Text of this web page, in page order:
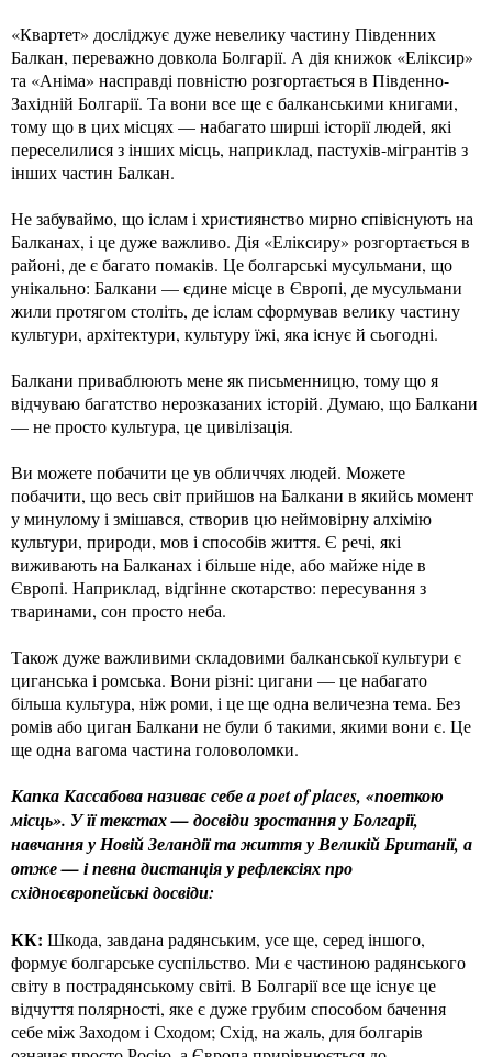
«Квартет» досліджує дуже невелику частину Південних
Балкан, переважно довкола Болгарії. А дія книжок «Еліксир»
та «Аніма» насправді повністю розгортається в Південно-
Західній Болгарії. Та вони все ще є балканськими книгами,
тому що в цих місцях — набагато ширші історії людей, які
переселилися з інших місць, наприклад, пастухів-мігрантів з
інших частин Балкан.
Не забуваймо, що іслам і християнство мирно співіснують на
Балканах, і це дуже важливо. Дія «Еліксиру» розгортається в
районі, де є багато помаків. Це болгарські мусульмани, що
унікально: Балкани — єдине місце в Європі, де мусульмани
жили протягом століть, де іслам сформував велику частину
культури, архітектури, культуру їжі, яка існує й сьогодні.
Балкани приваблюють мене як письменницю, тому що я
відчуваю багатство нерозказаних історій. Думаю, що Балкани
— не просто культура, це цивілізація.
Ви можете побачити це ув обличчях людей. Можете
побачити, що весь світ прийшов на Балкани в якийсь момент
у минулому і змішався, створив цю неймовірну алхімію
культури, природи, мов і способів життя. Є речі, які
виживають на Балканах і більше ніде, або майже ніде в
Європі. Наприклад, відгінне скотарство: пересування з
тваринами, сон просто неба.
Також дуже важливими складовими балканської культури є
циганська і ромська. Вони різні: цигани — це набагато
більша культура, ніж роми, і це ще одна величезна тема. Без
ромів або циган Балкани не були б такими, якими вони є. Це
ще одна вагома частина головоломки.
Капка Кассабова називає себе a poet of places, «поеткою
місць». У її текстах — досвіди зростання у Болгарії,
навчання у Новій Зеландії та життя у Великій Британії, а
отже — і певна дистанція у рефлексіях про
східноєвропейські досвіди:
КК: Шкода, завдана радянським, усе ще, серед іншого,
формує болгарське суспільство. Ми є частиною радянського
світу в пострадянському світі. В Болгарії все ще існує це
відчуття полярності, яке є дуже грубим способом бачення
себе між Заходом і Сходом; Схід, на жаль, для болгарів